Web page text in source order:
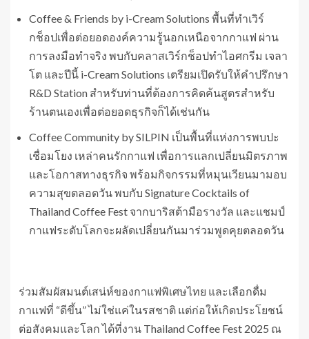
Coffee & Friends by i-Cream Solutions พื้นที่ทำเวิร์
กช็อปเพื่อต่อยอดองค์ความรู้นอกเหนือจากกาแฟ ผ่าน
การลงมือทำจริง พบกับคลาสเวิร์กช็อปทำไอศกรีม เจลา
โต และปีนี้ i-Cream Solutions เตรียมเปิดรับให้คำปรึกษา
R&D Station สำหรับท่านที่ต้องการคิดค้นสูตรสำหรับ
ร้านตนเองเพื่อต่อยอดธุรกิจก็ได้เช่นกัน
Coffee Community by SILPIN เป็นพื้นที่แห่งการพบปะ
เชื่อมโยง เหล่าคนรักกาแฟ เพื่อการแลกเปลี่ยนมิตรภาพ
และโอกาสทางธุรกิจ พร้อมกิจกรรมที่หมุนเวียนมามอบ
ความสุขตลอดวัน พบกับ Signature Cocktails of
Thailand Coffee Fest จากบาริสต้ามือรางวัล และแชมป์
กาแฟระดับโลกจะผลัดเปลี่ยนกันมาร่วมพูดคุยตลอดวัน
ร่วมสัมผัสมนต์เสน่ห์ของกาแฟพิเศษไทย และเลือกดื่ม
กาแฟที่ “ดีขึ้น” ไม่ใช่แค่ในรสชาติ แต่ก่อให้เกิดประโยชน์
ต่อสังคมและโลก ได้ที่งาน Thailand Coffee Fest 2025 ณ